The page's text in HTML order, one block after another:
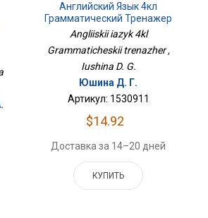
Английский Язык 4кл
Грамматический Тренажер
Angliiskii iazyk 4kl
Grammaticheskii trenazher ,
Iushina D. G.
Юшина Д. Г.
Артикул: 1530911
$14.92
Доставка за 14–20 дней
КУПИТЬ